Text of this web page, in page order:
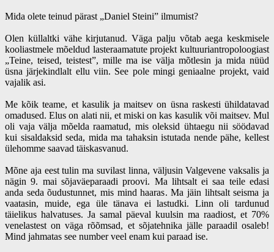
Mida olete teinud pärast „Daniel Steini” ilmumist?
Olen küllaltki vähe kirjutanud. Väga palju võtab aega keskmisele
kooliastmele mõeldud lasteraamatute projekt kultuuriantropoloogiast
„Teine, teised, teistest”, mille ma ise välja mõtlesin ja mida nüüd
üsna järjekindlalt ellu viin. See pole mingi geniaalne projekt, vaid
vajalik asi.
Me kõik teame, et kasulik ja maitsev on üsna raskesti ühildatavad
omadused. Elus on alati nii, et miski on kas kasulik või maitsev. Mul
oli vaja välja mõelda raamatud, mis oleksid ühtaegu nii söödavad
kui sisaldaksid seda, mida ma tahaksin istutada nende pähe, kellest
ülehomme saavad täiskasvanud.
Mõne aja eest tulin ma suvilast linna, väljusin Valgevene vaksalis ja
nägin 9. mai sõjaväeparaadi proovi. Ma lihtsalt ei saa teile edasi
anda seda õudustunnet, mis mind haaras. Ma jäin lihtsalt seisma ja
vaatasin, muide, ega üle tänava ei lastudki. Linn oli tardunud
täielikus halvatuses. Ja samal päeval kuulsin ma raadiost, et 70%
venelastest on väga rõõmsad, et sõjatehnika jälle paraadil osaleb!
Mind jahmatas see number veel enam kui paraad ise.